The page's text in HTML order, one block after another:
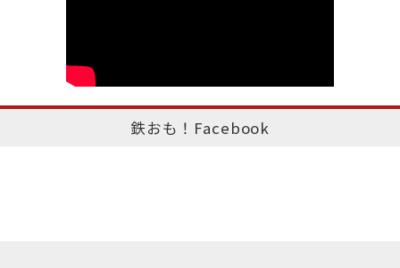
鉄おも！Facebook